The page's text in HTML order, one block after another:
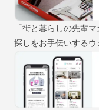
「街と暮らしの先輩
探しをお手伝いするウ